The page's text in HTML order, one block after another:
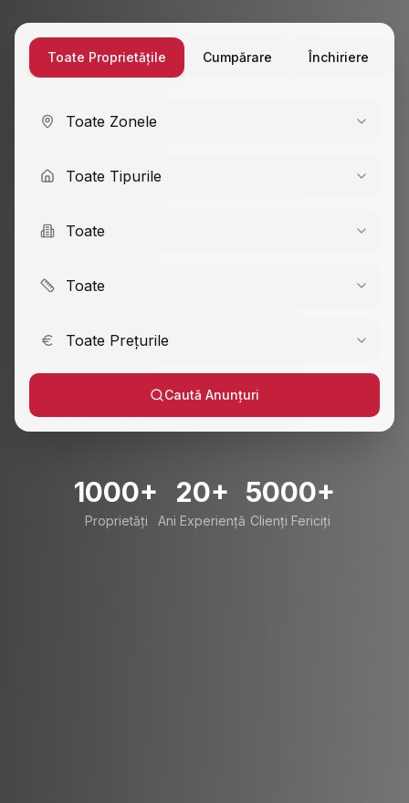
Toate Proprietățile Cumpărare Închiriere
Toate Zonele
Toate Tipurile
Toate
Toate
Toate Prețurile
Caută Anunțuri
1000+
Proprietăți
20+
Ani Experiență
5000+
Clienți Fericiți